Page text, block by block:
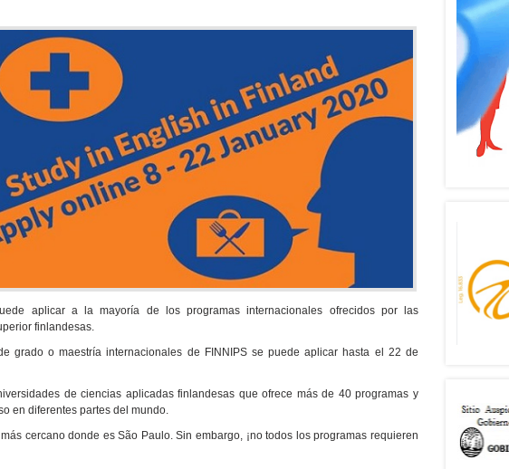
aplicar a la mayoría de los programas internacionales ofrecidos por las
finlandesas.
grado o maestría internacionales de FINNIPS se puede aplicar hasta el 22 de
de ciencias aplicadas finlandesas que ofrece más de 40 programas y
en diferentes partes del mundo.
cercano donde es São Paulo. Sin embargo, ¡no todos los programas requieren